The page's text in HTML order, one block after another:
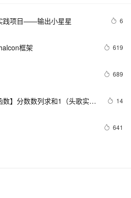
践项目——输出小星星 6
框架 619
689
】分数数列求和1（头歌实践
14
641
第二章:数据与数据类型 4种常
言与项目实践》读书笔记（8）